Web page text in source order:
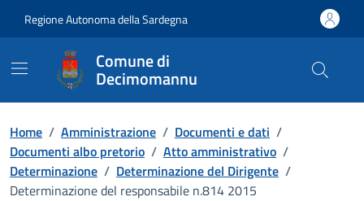
Regione Autonoma della Sardegna
Comune di
Decimomannu
Home / Amministrazione / Documenti e dati /
Documenti albo pretorio / Atto amministrativo /
Determinazione / Determinazione del Dirigente /
Determinazione del responsabile n.814 2015